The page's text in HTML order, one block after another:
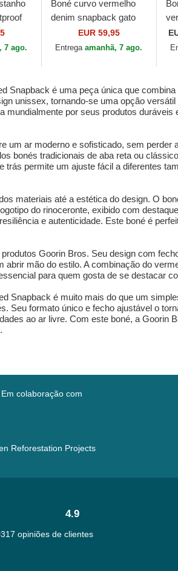
Tones
7 ago.
Boné curvo vermelho
denim snapback gato
Menace Rail Bird The
Showdown The Farm
EUR 59,95
Entregaamanhã, 7 ago.
é uma peça única que
unissex, tornando-se uma opção
por seus produtos
um ar moderno e sofisticado, sem perder
bonés tradicionais de aba reta ou
permite um ajuste fácil a diferentes
materiais até a estética do design. O
do rinoceronte, exibido com
e autenticidade. Este boné é
Goorin Bros. Seu design com
mão do estilo. A combinação do
para quem gosta de se destacar
Snapback é muito mais do que um
Seu formato único e fecho ajustável o
ao ar livre. Com este boné, a Goorin
Em colaboração com
Reforestation Projects
4.9
opiniões de clientes